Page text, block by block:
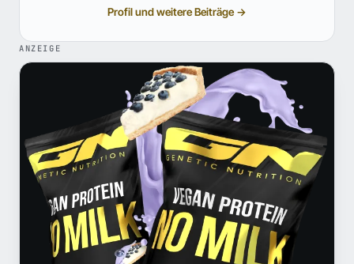
Profil und weitere Beiträge →
ANZEIGE